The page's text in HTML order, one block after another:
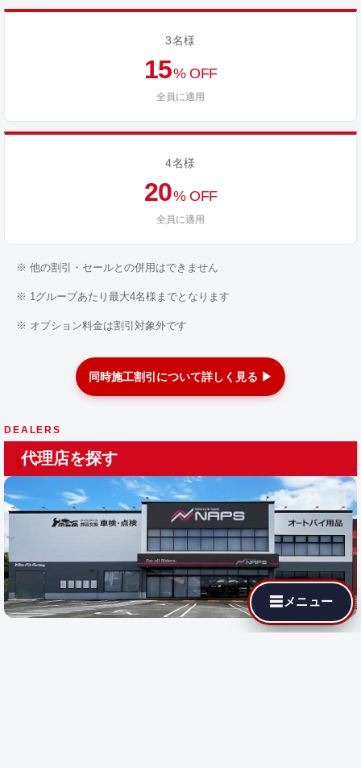
3名様
15% OFF
全員に適用
4名様
20% OFF
全員に適用
※ 他の割引・セールとの併用はできません
※ 1グループあたり最大4名様までとなります
※ オプション料金は割引対象外です
同時施工割引について詳しく見る ▶
DEALERS
代理店を探す
☰ メニュー